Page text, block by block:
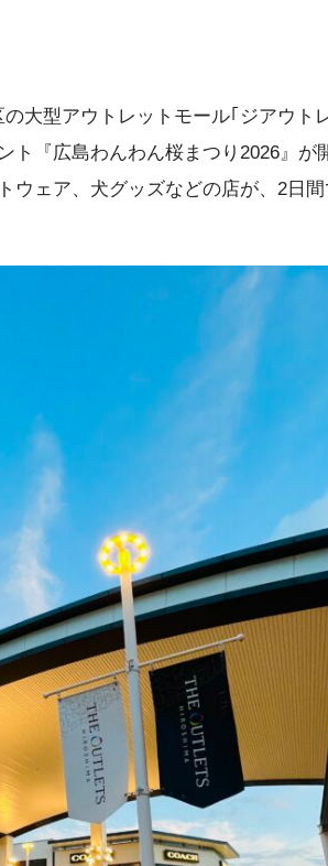
大型アウトレットモール｢ジアウト
ト『広島わんわん桜まつり2026』が
ウェア、犬グッズなどの店が、2日